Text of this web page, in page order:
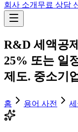
회사 소개 무료 상담
R&D 세액공제
25% 또는 일
제도. 중소기
홈 용어 사전 세